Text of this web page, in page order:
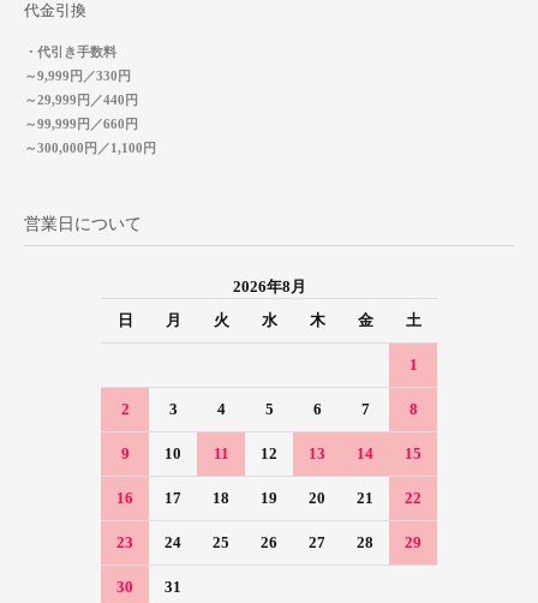
代金引換
・代引き手数料
～9,999円／330円
～29,999円／440円
～99,999円／660円
～300,000円／1,100円
営業日について
2026年8月
日
月 火 水 木 金 土
1
2 3 4 5 6 7 8
9 10 11 12 13 14 15
16 17 18 19 20 21 22
23 24 25 26 27 28 29
30 31